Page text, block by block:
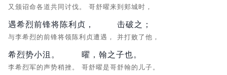
又颁诏命各道共同讨伐。 哥舒曜来到郏城时，
遇希烈前锋将陈利贞，
与李希烈的前锋将领陈利贞遭遇，
击破之；
并打败了他，
希烈势小沮。
李希烈军的声势稍挫。
曜，翰之子也。
哥舒曜是哥舒翰的儿子。